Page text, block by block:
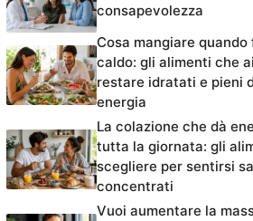
consapevolezza
Cosa mangiare
caldo: gli alimenti che
restare idratati e pieni
energia
La colazione che dà
tutta la giornata: gli
scegliere per sentirsi
concentrati
Vuoi aumentare la